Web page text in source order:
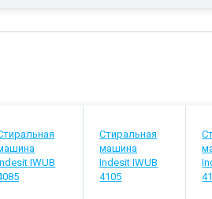
IWUB
Стиральная
машина
Indesit IWUB
4105